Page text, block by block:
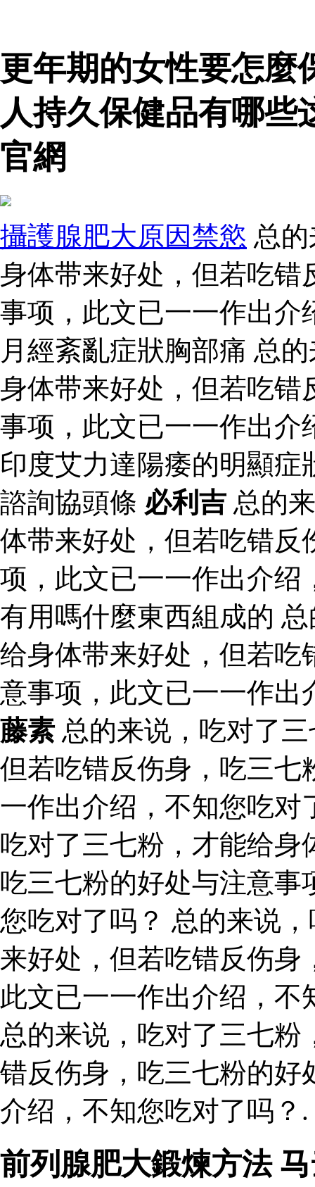
更年期的女性要怎麼
人持久保健品有哪些
官網
攝護腺肥大原因禁慾 总
身体带来好处，但若吃错
事项，此文已一一作出介
月經紊亂症狀胸部痛 总
身体带来好处，但若吃错
事项，此文已一一作出介
印度艾力達陽痿的明顯
諮詢協頭條 必利吉 总的
体带来好处，但若吃错反
项，此文已一一作出介绍
有用嗎什麼東西組成的
给身体带来好处，但若吃
意事项，此文已一一作
藤素总的来说，吃对了
但若吃错反伤身，吃三七
一作出介绍，不知您吃对
吃对了三七粉，才能给身
吃三七粉的好处与注意事
您吃对了吗？ 总的来说
来好处，但若吃错反伤身
此文已一一作出介绍，
总的来说，吃对了三七粉
错反伤身，吃三七粉的好
介绍，不知您吃对了吗？.
前列腺肥大鍛煉方法